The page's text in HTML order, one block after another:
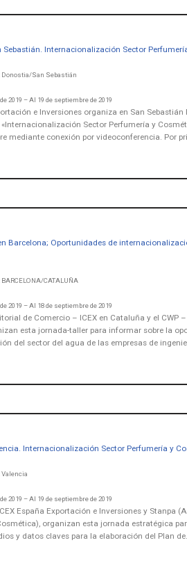
Sebastián. Internacionalización Sector
Donostia/San Sebastián
2019 – Al 19 de septiembre de 2019
e Inversiones organiza en San
Sector Perfumería y
mediante conexión por videoconferencia. Por
Barcelona; Oportunidades de
CATALUÑA
2019 – Al 18 de septiembre de 2019
de Comercio – ICEX en Cataluña y el CWP
esta jornada-taller para informar sobre la
del sector del agua de las empresas de
Internacionalización Sector Perfumería y
Valencia
2019 – Al 19 de septiembre de 2019
España Exportación e Inversiones y Stanpa
organizan esta jornada estratégica
y datos claves para la elaboración del Plan